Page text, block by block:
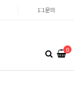
1:1문의
0